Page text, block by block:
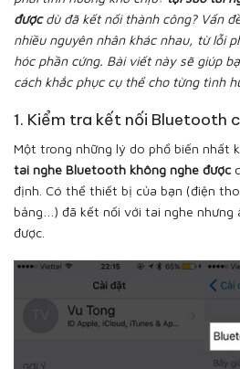
đượcdù đã kết nối thành công? Vấn
nhiều nguyên nhân khác nhau, từ lỗi
hóc phần cứng. Bài viết này sẽ giúp
cách khắc phục cụ thể cho từng tình
1. Kiểm tra kết nối Bluetooth
Một trong những lý do phổ biến nhất
tai nghe Bluetooth không nghe được
định. Có thể thiết bị của bạn (điện
bảng…) đã kết nối với tai nghe nhưng
được.